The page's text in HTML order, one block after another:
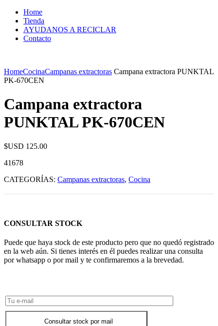
Home
Tienda
AYUDANOS A RECICLAR
Contacto
HomeCocinaCampanas extractoras Campana extractora PUNKTAL
PK-670CEN
Campana extractora
PUNKTAL PK-670CEN
$USD 125.00
41678
CATEGORÍAS: Campanas extractoras, Cocina
CONSULTAR STOCK
Puede que haya stock de este producto pero que no quedó registrado
en la web aún. Si tienes interés en él puedes realizar una consulta
por whatsapp o por mail y te confirmaremos a la brevedad.
Consultar stock por mail